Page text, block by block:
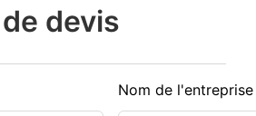
devis
Nom de l'entreprise